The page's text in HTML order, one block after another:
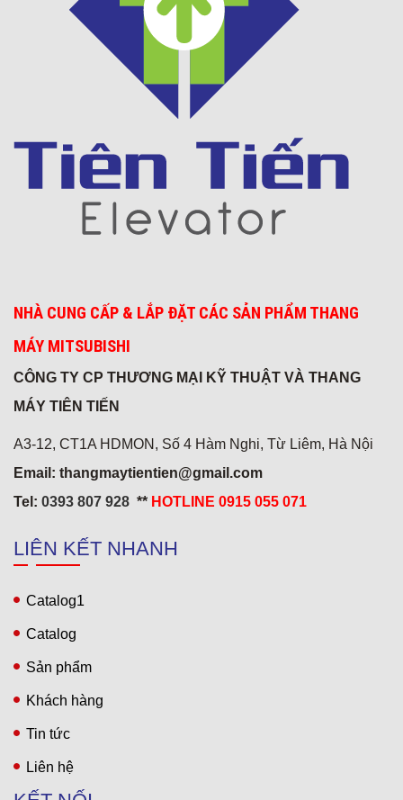
Thời trang Torano - Tô Vĩnh Diện
NHÀ CUNG CẤP & LẮP ĐẶT CÁC SẢN PHẨM THANG
MÁY MITSUBISHI
CÔNG TY CP THƯƠNG MẠI KỸ THUẬT VÀ THANG
MÁY TIÊN TIẾN
A3-12, CT1A HDMON, Số 4 Hàm Nghi, Từ Liêm, Hà Nội
Email: thangmaytientien@gmail.com
Tel: 0393 807 928 ** HOTLINE 0915 055 071
LIÊN KẾT NHANH
Catalog1
Catalog
Sản phẩm
Khách hàng
Tin tức
Liên hệ